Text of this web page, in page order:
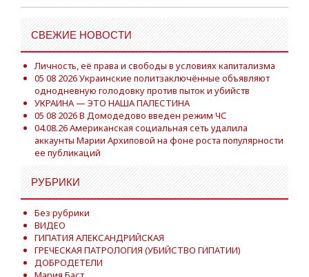
СВЕЖИЕ НОВОСТИ
Личность, её права и свободы в условиях капитализма
05 08 2026 Украинские политзаключённые объявляют
однодневную голодовку против пыток и убийств
УКРАИНА — ЭТО НАША ПАЛЕСТИНА
05 08 2026 В Домодедово введен режим ЧС
04.08.26 Американская социальная сеть удалила
аккаунты Марии Архиповой на фоне роста популярности
ее публикаций
РУБРИКИ
Без рубрики
ВИДЕО
ГИПАТИЯ АЛЕКСАНДРИЙСКАЯ
ГРЕЧЕСКАЯ ПАТРОЛОГИЯ (УБИЙСТВО ГИПАТИИ)
ДОБРОДЕТЕЛИ